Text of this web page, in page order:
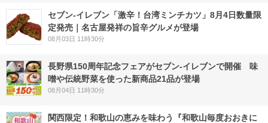
セブン-イレブン「激辛！台湾ミンチカツ」8月4日数量限
定発売｜名古屋発祥の旨辛グルメが登場
08月03日 11時30分
長野県150周年記念フェアがセブン-イレブンで開催 味
噌や伝統野菜を使った新商品21品が登場
08月04日 11時30分
関西限定！和歌山の恵みを味わう『和歌山毎度おおきに